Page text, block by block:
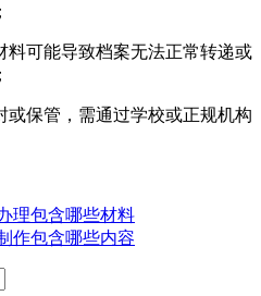
料可能导致档案无法正常转递或
保管，需通过学校或正规机构
理包含哪些材料
作包含哪些内容